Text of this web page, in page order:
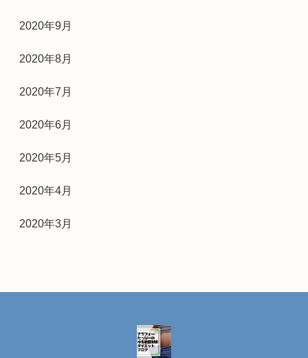
2020年9月
2020年8月
2020年7月
2020年6月
2020年5月
2020年4月
2020年3月